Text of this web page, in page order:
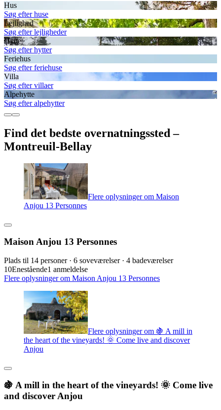
Hus
Søg efter huse
Lejlighed
Søg efter lejligheder
Hytte
Søg efter hytter
Feriehus
Søg efter feriehuse
Villa
Søg efter villaer
Alpehytte
Søg efter alpehytter
Find det bedste overnatningssted –
Montreuil-Bellay
Flere oplysninger om Maison
Anjou 13 Personnes
Maison Anjou 13 Personnes
Plads til 14 personer · 6 soveværelser · 4 badeværelser
10Enestående1 anmeldelse
Flere oplysninger om Maison Anjou 13 Personnes
Flere oplysninger om 🍇 A mill in
the heart of the vineyards! 🌞 Come live and discover
Anjou
🍇 A mill in the heart of the vineyards! 🌞 Come live
and discover Anjou